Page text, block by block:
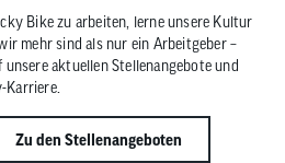
Bike zu arbeiten, lerne unsere Kultur
mehr sind als nur ein Arbeitgeber –
aktuellen Stellenangebote und
Zu den Stellenangeboten